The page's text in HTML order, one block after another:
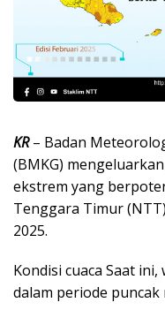
KR– Badan
(BMKG)
ekstrem yang
Tenggara Timur
2025.
Kondisi cuaca Saat
dalam periode puncak